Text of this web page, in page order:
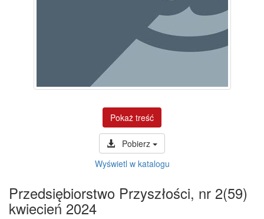
Pokaż treść
Pobierz
Wyświetl w katalogu
Przedsiębiorstwo Przyszłości, nr 2(59)
kwiecień 2024